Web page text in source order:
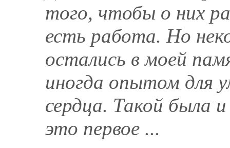
того, чтобы о них
есть работа. Но
остались в моей
иногда опытом для
сердца. Такой была
это первое ...